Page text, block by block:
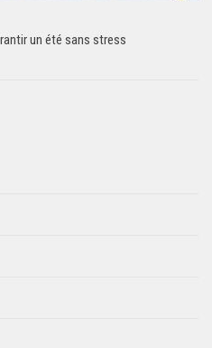
un été sans stress